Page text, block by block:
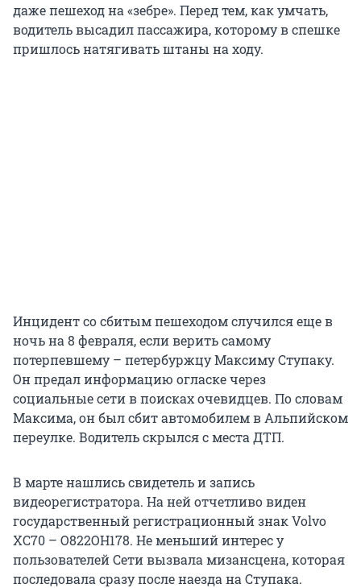
даже пешеход на «зебре». Перед тем, как умчать,
водитель высадил пассажира, которому в спешке
пришлось натягивать штаны на ходу.
Инцидент со сбитым пешеходом случился еще в
ночь на 8 февраля, если верить самому
потерпевшему – петербуржцу Максиму Ступаку.
Он предал информацию огласке через
социальные сети в поисках очевидцев. По словам
Максима, он был сбит автомобилем в Альпийском
переулке. Водитель скрылся с места ДТП.
В марте нашлись свидетель и запись
видеорегистратора. На ней отчетливо виден
государственный регистрационный знак Volvo
XC70 – О822ОН178. Не меньший интерес у
пользователей Сети вызвала мизансцена, которая
последовала сразу после наезда на Ступака.